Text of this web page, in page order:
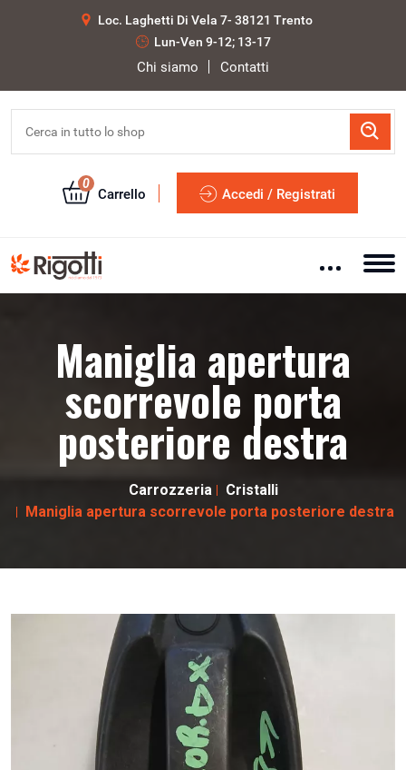
Loc. Laghetti Di Vela 7- 38121 Trento
Lun-Ven 9-12; 13-17
Chi siamo Contatti
0
Carrello Accedi / Registrati
Maniglia apertura
scorrevole porta
posteriore destra
Carrozzeria
Cristalli
Maniglia apertura scorrevole porta posteriore destra